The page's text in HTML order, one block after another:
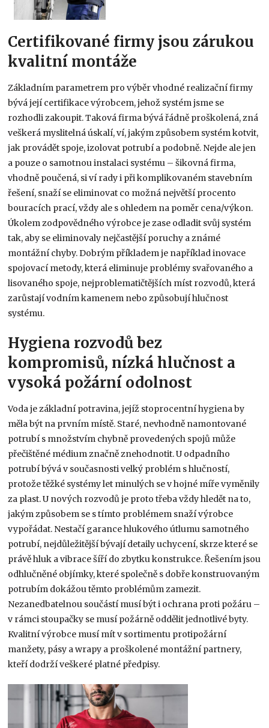
Certifikované firmy jsou zárukou
kvalitní montáže
Základním parametrem pro výběr vhodné realizační firmy
bývá její certifikace výrobcem, jehož systém jsme se
rozhodli zakoupit. Taková firma bývá řádně proškolená, zná
veškerá myslitelná úskalí, ví, jakým způsobem systém kotvit,
jak provádět spoje, izolovat potrubí a podobně. Nejde ale jen
a pouze o samotnou instalaci systému – šikovná firma,
vhodně poučená, si ví rady i při komplikovaném stavebním
řešení, snaží se eliminovat co možná největší procento
bouracích prací, vždy ale s ohledem na poměr cena/výkon.
Úkolem zodpovědného výrobce je zase odladit svůj systém
tak, aby se eliminovaly nejčastější poruchy a známé
montážní chyby. Dobrým příkladem je například inovace
spojovací metody, která eliminuje problémy svařovaného a
lisovaného spoje, nejproblematičtějších míst rozvodů, která
zarůstají vodním kamenem nebo způsobují hlučnost
systému.
Hygiena rozvodů bez
kompromisů, nízká hlučnost a
vysoká požární odolnost
Voda je základní potravina, jejíž stoprocentní hygiena by
měla být na prvním místě. Staré, nevhodně namontované
potrubí s množstvím chybně provedených spojů může
přečištěné médium značně znehodnotit. U odpadního
potrubí bývá v současnosti velký problém s hlučností,
protože těžké systémy let minulých se v hojné míře vyměnily
za plast. U nových rozvodů je proto třeba vždy hledět na to,
jakým způsobem se s tímto problémem snaží výrobce
vypořádat. Nestačí garance hlukového útlumu samotného
potrubí, nejdůležitější bývají detaily uchycení, skrze které se
právě hluk a vibrace šíří do zbytku konstrukce. Řešením jsou
odhlučněné objímky, které společně s dobře konstruovaným
potrubím dokážou těmto problémům zamezit.
Nezanedbatelnou součástí musí být i ochrana proti požáru –
v rámci stoupačky se musí požárně oddělit jednotlivé byty.
Kvalitní výrobce musí mít v sortimentu protipožární
manžety, pásy a wrapy a proškolené montážní partnery,
kteří dodrží veškeré platné předpisy.